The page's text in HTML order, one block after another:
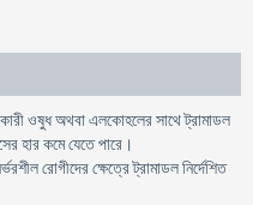
ওষুধ অথবা এলকোহলের সাথে ট্রামাডল
হার কমে যেতে পারে।
রোগীদের ক্ষেত্রে ট্রামাডল নির্দেশিত